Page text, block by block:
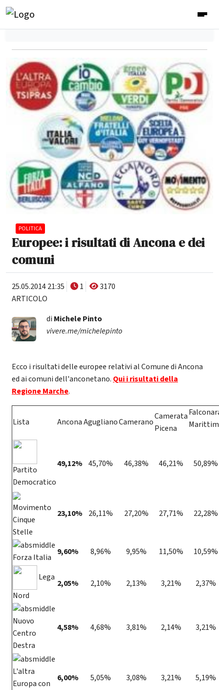
POLITICA
Europee: i risultati di Ancona e dei
comuni
25.05.2014 21:35 1
3170
ARTICOLO
di Michele Pinto
vivere.me/michelepinto
Ecco i risultati delle europee relativi al Comune di Ancona
ed ai comuni dell'anconetano. Qui i risultati della
Regione Marche.
Lista AnconaAguglianoCamerano
Camerata
Picena
Partito
Democratico
49,12% 45,70% 46,38% 46,21% 50,89%
Movimento
Cinque
Stelle
23,10% 26,11% 27,20% 27,71% 22,28%
Forza Italia
9,60% 8,96% 9,95% 11,50% 10,59%
Lega
Nord
2,05% 2,10% 2,13% 3,21% 2,37%
Nuovo
Centro
Destra
4,58% 4,68% 3,81% 2,14% 3,21%
L'altra
Europa con
6,00% 5,05% 3,08% 3,21% 5,19%